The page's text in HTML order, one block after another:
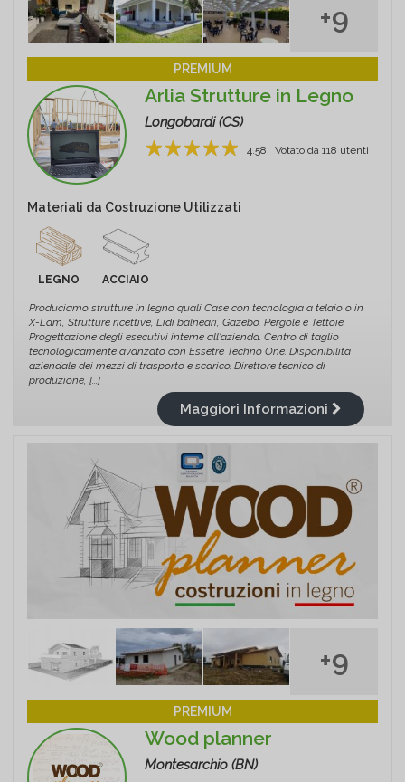
+9
PREMIUM
Arlia Strutture in Legno
Longobardi (CS)
4.58 Votato da 118 utenti
Materiali da Costruzione Utilizzati
LEGNO ACCIAIO
Produciamo strutture in legno quali Case con tecnologia a telaio o in
X-Lam, Strutture ricettive, Lidi balneari, Gazebo, Pergole e Tettoie.
Progettazione degli esecutivi interne all'azienda. Centro di taglio
tecnologicamente avanzato con Essetre Techno One. Disponibilità
aziendale dei mezzi di trasporto e scarico. Direttore tecnico di
produzione, [...]
Maggiori Informazioni
+9
PREMIUM
Wood planner
Montesarchio (BN)